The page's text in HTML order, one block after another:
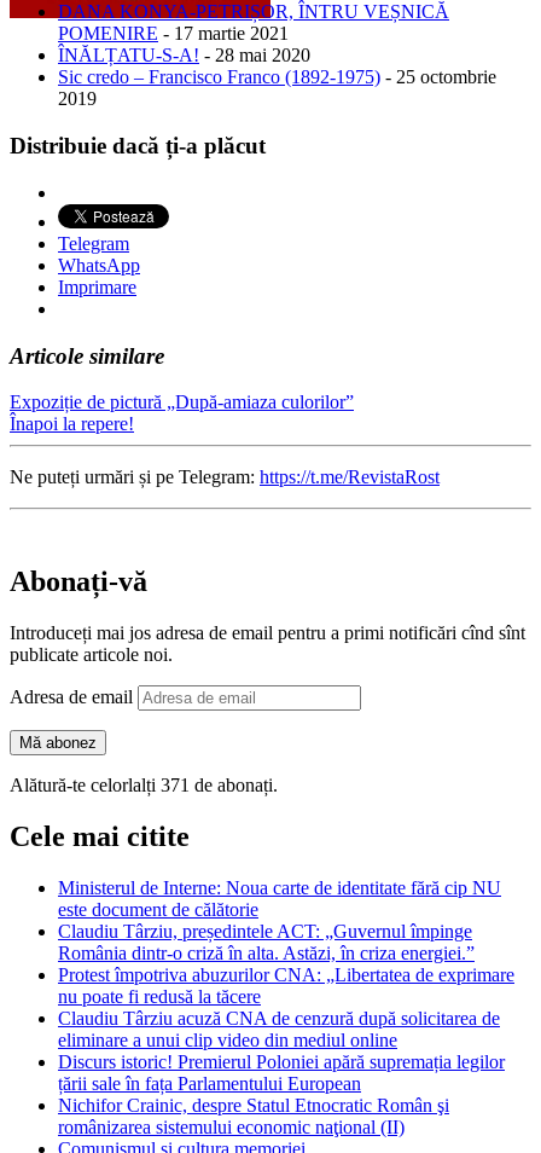
DANA KONYA-PETRIȘOR, ÎNTRU VEȘNICĂ
POMENIRE - 17 martie 2021
ÎNĂLȚATU-S-A! - 28 mai 2020
Sic credo – Francisco Franco (1892-1975) - 25 octombrie
2019
Distribuie dacă ți-a plăcut
Telegram
WhatsApp
Imprimare
Articole similare
Expoziție de pictură „După-amiaza culorilor”
Înapoi la repere!
Ne puteți urmări și pe Telegram: https://t.me/RevistaRost
Abonați-vă
Introduceți mai jos adresa de email pentru a primi notificări cînd sînt
publicate articole noi.
Adresa de email
Mă abonez
Alătură-te celorlalți 371 de abonați.
Cele mai citite
Ministerul de Interne: Noua carte de identitate fără cip NU
este document de călătorie
Claudiu Târziu, președintele ACT: „Guvernul împinge
România dintr-o criză în alta. Astăzi, în criza energiei.”
Protest împotriva abuzurilor CNA: „Libertatea de exprimare
nu poate fi redusă la tăcere
Claudiu Târziu acuză CNA de cenzură după solicitarea de
eliminare a unui clip video din mediul online
Discurs istoric! Premierul Poloniei apără supremația legilor
țării sale în fața Parlamentului European
Nichifor Crainic, despre Statul Etnocratic Român şi
românizarea sistemului economic naţional (II)
Comunismul şi cultura memoriei